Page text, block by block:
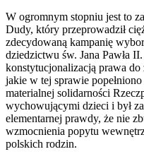
W ogromnym stopniu jest to
Dudy, który przeprowadził
zdecydowaną kampanię
dziedzictwu św. Jana Pawła
konstytucjonalizacją prawa
jakie w tej sprawie
materialnej solidarności
wychowującymi dzieci i był
elementarnej prawdy, że nie
wzmocnienia popytu
polskich rodzin.